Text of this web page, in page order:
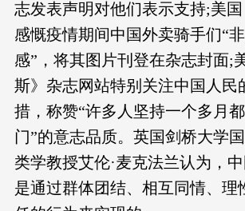
志发表声明对他们表示支持;美国
感慨疫情期间中国外卖骑手们“
感”，将其图片刊登在杂志封面;
斯》杂志网站特别关注中国人民
措，称赞“许多人坚持一个多月
门”的意志品质。英国剑桥大学
类学教授艾伦·麦克法兰认为，
是通过群体团结、相互同情、理